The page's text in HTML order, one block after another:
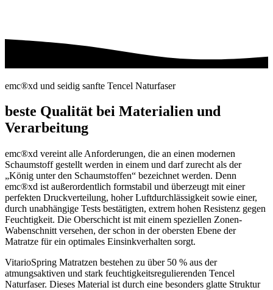
emc®xd und seidig sanfte Tencel Naturfaser
beste Qualität bei Materialien und
Verarbeitung
emc®xd vereint alle Anforderungen, die an einen modernen
Schaumstoff gestellt werden in einem und darf zurecht als der
„König unter den Schaumstoffen“ bezeichnet werden. Denn
emc®xd ist außerordentlich formstabil und überzeugt mit einer
perfekten Druckverteilung, hoher Luftdurchlässigkeit sowie einer,
durch unabhängige Tests bestätigten, extrem hohen Resistenz gegen
Feuchtigkeit. Die Oberschicht ist mit einem speziellen Zonen-
Wabenschnitt versehen, der schon in der obersten Ebene der
Matratze für ein optimales Einsinkverhalten sorgt.
VitarioSpring Matratzen bestehen zu über 50 % aus der
atmungsaktiven und stark feuchtigkeitsregulierenden Tencel
Naturfaser. Dieses Material ist durch eine besonders glatte Struktur